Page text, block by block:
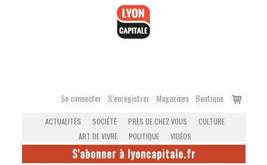
Se connecter S’enregistrer Magazines Boutique
Voir
ACTUALITÉS SOCIÉTÉ PRÈS DE CHEZ VOUS
CULTURE
ART DE VIVRE
POLITIQUE VIDÉOS
S'abonner à lyoncapitale.fr